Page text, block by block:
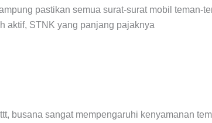
pastikan semua surat-surat mobil teman-
aktif, STNK yang panjang pajaknya
busana sangat mempengaruhi kenyamanan